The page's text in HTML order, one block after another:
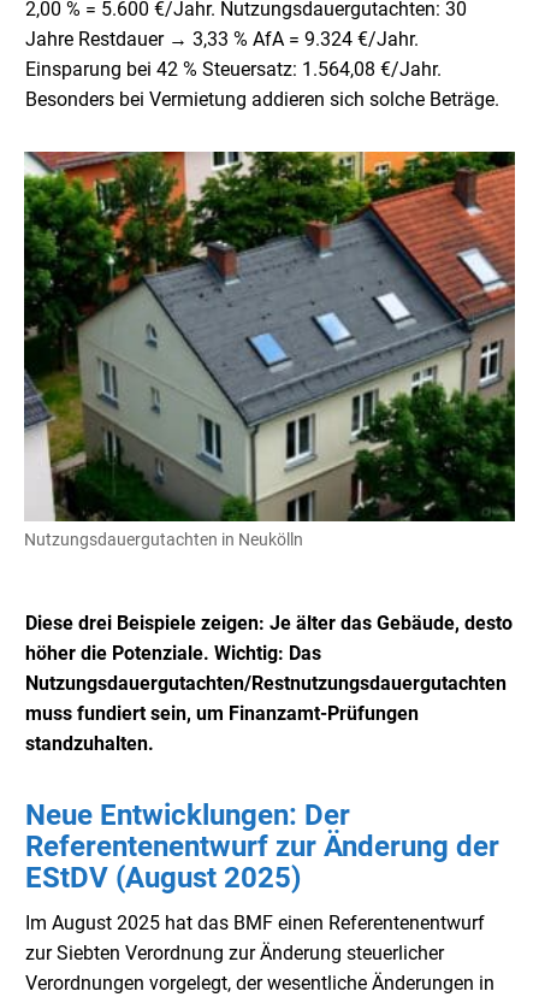
2,00 % = 5.600 €/Jahr. Nutzungsdauergutachten: 30
Jahre Restdauer → 3,33 % AfA = 9.324 €/Jahr.
Einsparung bei 42 % Steuersatz: 1.564,08 €/Jahr.
Besonders bei Vermietung addieren sich solche Beträge.
Nutzungsdauergutachten in Neukölln
Diese drei Beispiele zeigen: Je älter das Gebäude, desto
höher die Potenziale. Wichtig: Das
Nutzungsdauergutachten/Restnutzungsdauergutachten
muss fundiert sein, um Finanzamt-Prüfungen
standzuhalten.
Neue Entwicklungen: Der
Referentenentwurf zur Änderung der
EStDV (August 2025)
Im August 2025 hat das BMF einen Referentenentwurf
zur Siebten Verordnung zur Änderung steuerlicher
Verordnungen vorgelegt, der wesentliche Änderungen in